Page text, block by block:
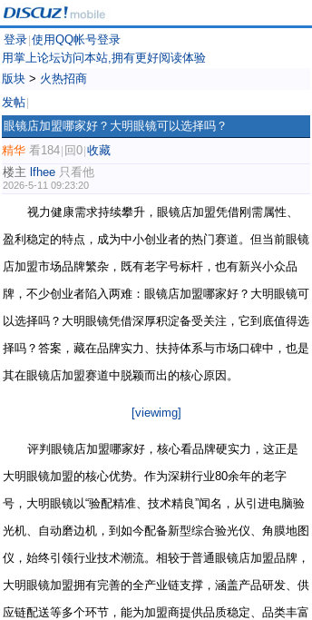
登录 使用QQ帐号登录
用掌上论坛访问本站,拥有更好阅读体验
版块 > 火热招商
发帖
眼镜店加盟哪家好？大明眼镜可以选择吗？
精华 看184 回0 收藏
楼主 lfhee 只看他
2026-5-11 09:23:20
视力健康需求持续攀升，眼镜店加盟凭借刚需属性、
盈利稳定的特点，成为中小创业者的热门赛道。但当前眼镜
店加盟市场品牌繁杂，既有老字号标杆，也有新兴小众品
牌，不少创业者陷入两难：眼镜店加盟哪家好？大明眼镜可
以选择吗？大明眼镜凭借深厚积淀备受关注，它到底值得选
择吗？答案，藏在品牌实力、扶持体系与市场口碑中，也是
其在眼镜店加盟赛道中脱颖而出的核心原因。
[viewimg]
评判眼镜店加盟哪家好，核心看品牌硬实力，这正是
大明眼镜加盟的核心优势。作为深耕行业80余年的老字
号，大明眼镜以“验配精准、技术精良”闻名，从引进电脑验
光机、自动磨边机，到如今配备新型综合验光仪、角膜地图
仪，始终引领行业技术潮流。相较于普通眼镜店加盟品牌，
大明眼镜加盟拥有完善的全产业链支撑，涵盖产品研发、供
应链配送等多个环节，能为加盟商提供品质稳定、品类丰富